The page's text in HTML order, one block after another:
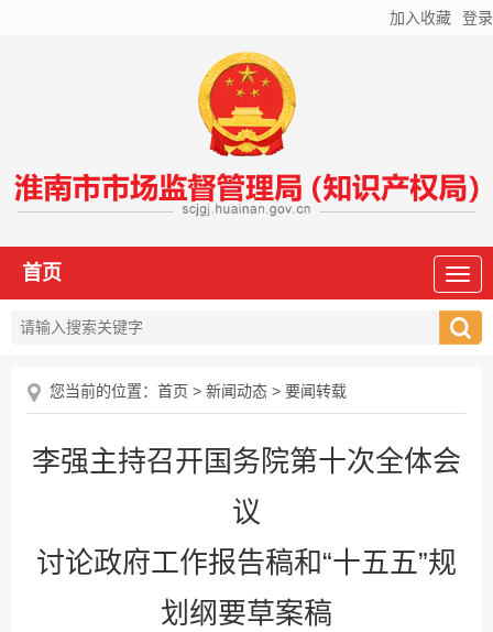
加入收藏 登录
首页
您当前的位置： 首页 > 新闻动态 > 要闻转载
李强主持召开国务院第十次全体会
议
讨论政府工作报告稿和“十五五”规
划纲要草案稿